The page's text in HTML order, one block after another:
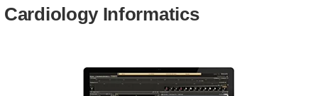
Cardiology Informatics